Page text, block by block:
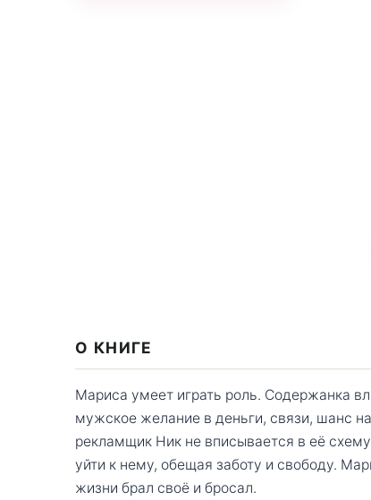
О КНИГЕ
Мариса умеет играть роль. Содержанка
мужское желание в деньги, связи, шанс
рекламщик Ник не вписывается в её
уйти к нему, обещая заботу и свободу.
жизни брал своё и бросал.